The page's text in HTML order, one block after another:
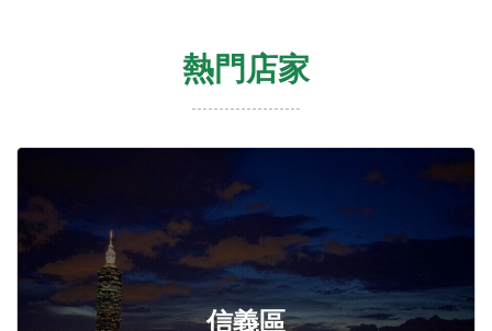
熱門店家
信義區